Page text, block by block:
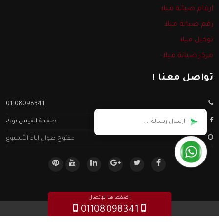
ارقام صيانة ميلا
رقم صيانة ميلا
توكيل ميلا
مركز صيانة ميلا
تواصل معنا !
01108098341
صفحة الفيس بوك
مفتوح طوال ايام الأسبوع
جميع الحقوق محفوظه ©صيانة ميلا
إضغط هنا للإتصال
01108098341